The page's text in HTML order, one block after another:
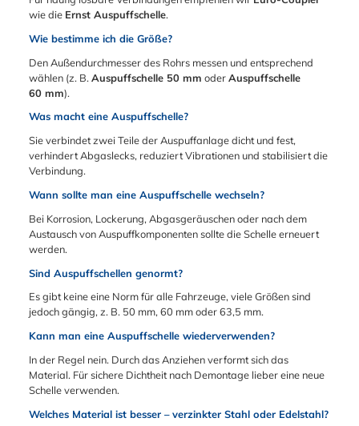
Rohrdurchmesser die
exakt passende
führen wir die
Abgasrohrschelle
ARS in folgenden
| 30-33 | 33-36 |
36,5-39,5 | 39-42 |
42-45 | 43-46 | 44-
47 | 44,5-48 | 45-49 |
54 | 52-55 | 55-58 |
61-64 | 67-71,5 |
106-114 Ihre Vorteile
auf einen Blick
Ideal für die
Verbindung
ineinandergesteckter
Auspuffrohre und -
töpfe. Schonend &
Anpressdruck
verhindert
Rohrdeformationen
zuverlässig.
verzinktem Stahl ist
die perfekte Lösung
für anspruchsvolle
n, die hohe
Zuverlässigkeit und
Langlebigkeit
erfordern.
technology - SH60-
65):Mercedes Benz
- A0004901441John
01Faurecia Emissions
- 2398801065Cater
- 5421612Sebring
011 | SH65-005
Kugelzonenschelle SE
che - 7L5.253.065.
| 955.111.108.30Fau
- 2058404304Sebrin
g technology - SH70-
008
75):John Deere
wie die Ernst Auspuffschelle.
Wie bestimme ich die Größe?
Den Außendurchmesser des Rohrs messen und entsprechend
wählen (z. B. Auspuffschelle 50 mm oderAuspuffschelle
60 mm).
Was macht eine Auspuffschelle?
Sie verbindet zwei Teile der Auspuffanlage dicht und fest,
verhindert Abgaslecks, reduziert Vibrationen und stabilisiert die
Verbindung.
Wann sollte man eine Auspuffschelle wechseln?
Bei Korrosion, Lockerung, Abgasgeräuschen oder nach dem
Austausch von Auspuffkomponenten sollte die Schelle erneuert
werden.
Sind Auspuffschellen genormt?
Es gibt keine eine Norm für alle Fahrzeuge, viele Größen sind
jedoch gängig, z. B. 50 mm, 60 mm oder 63,5 mm.
Kann man eine Auspuffschelle wiederverwenden?
In der Regel nein. Durch das Anziehen verformt sich das
Material. Für sichere Dichtheit nach Demontage lieber eine neue
Schelle verwenden.
Welches Material ist besser – verzinkter Stahl oder Edelstahl?